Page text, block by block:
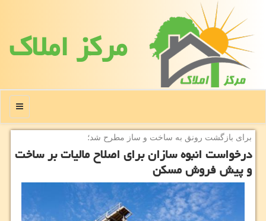
مركز املاك
منو
برای بازگشت رونق به ساخت و ساز مطرح شد؛
درخواست انبوه سازان برای اصلاح مالیات بر ساخت
و پیش فروش مسكن